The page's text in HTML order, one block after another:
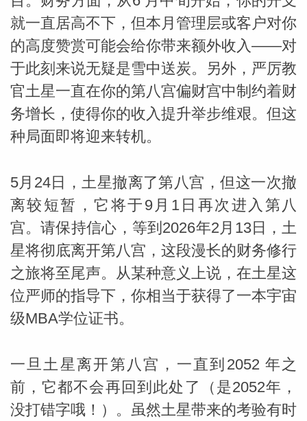
就一直居高不下，但本月管理层或客户对你
的高度赞赏可能会给你带来额外收入——对
于此刻来说无疑是雪中送炭。另外，严厉教
官土星一直在你的第八宫偏财宫中制约着财
务增长，使得你的收入提升举步维艰。但这
种局面即将迎来转机。
5月24日，土星撤离了第八宫，但这一次撤
离较短暂，它将于9月1日再次进入第八
宫。请保持信心，等到2026年2月13日，土
星将彻底离开第八宫，这段漫长的财务修行
之旅将至尾声。从某种意义上说，在土星这
位严师的指导下，你相当于获得了一本宇宙
级MBA学位证书。
一旦土星离开第八宫，一直到2052 年之
前，它都不会再回到此处了（是2052年，
没打错字哦！）。虽然土星带来的考验有时